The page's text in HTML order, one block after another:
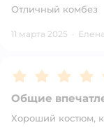
Отличный комбез
11 марта 2025 ·
Рейтинг:5
Общие
Хороший костюм,